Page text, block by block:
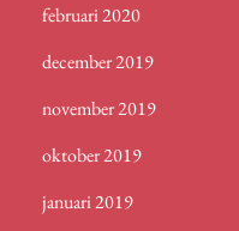
februari 2020
december 2019
november 2019
oktober 2019
januari 2019